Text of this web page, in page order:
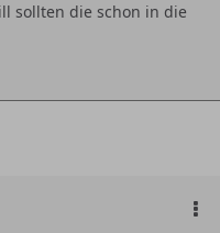
sollten die schon in die